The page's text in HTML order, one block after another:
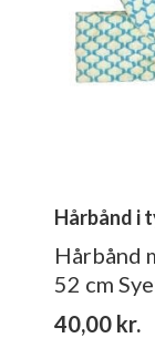
Hårbånd i
Hårbånd
52 cm
40,00 kr.